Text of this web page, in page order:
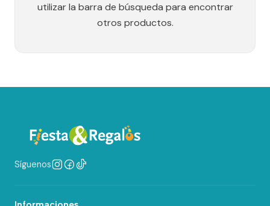
utilizar la barra de búsqueda para encontrar
otros productos.
Síguenos